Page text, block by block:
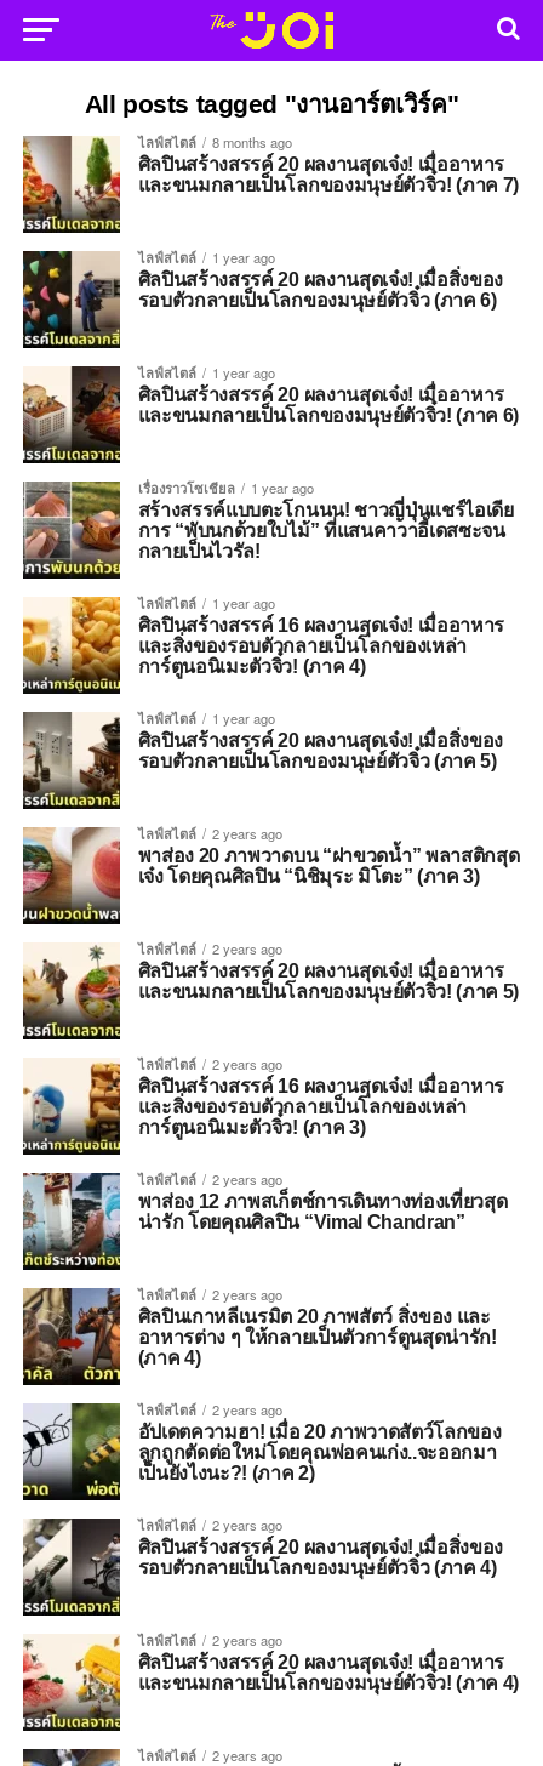
All posts tagged "งานอาร์ตเวิร์ค"
ไลฟ์สไตล์ 8 months ago
ศิลปินสร้างสรรค์ 20 ผลงานสุดเจ๋ง! เมื่ออาหาร
และขนมกลายเป็นโลกของมนุษย์ตัวจิ๋ว! (ภาค 7)
ไลฟ์สไตล์ 1 year ago
ศิลปินสร้างสรรค์ 20 ผลงานสุดเจ๋ง! เมื่อสิ่งของ
รอบตัวกลายเป็นโลกของมนุษย์ตัวจิ๋ว (ภาค 6)
ไลฟ์สไตล์ 1 year ago
ศิลปินสร้างสรรค์ 20 ผลงานสุดเจ๋ง! เมื่ออาหาร
และขนมกลายเป็นโลกของมนุษย์ตัวจิ๋ว! (ภาค 6)
เรื่องราวโซเชียล 1 year ago
สร้างสรรค์แบบตะโกนนน! ชาวญี่ปุ่นแชร์ไอเดีย
การ “พับนกด้วยใบไม้” ที่แสนคาวาอี้เดสซะจน
กลายเป็นไวรัล!
ไลฟ์สไตล์ 1 year ago
ศิลปินสร้างสรรค์ 16 ผลงานสุดเจ๋ง! เมื่ออาหาร
และสิ่งของรอบตัวกลายเป็นโลกของเหล่า
การ์ตูนอนิเมะตัวจิ๋ว! (ภาค 4)
ไลฟ์สไตล์ 1 year ago
ศิลปินสร้างสรรค์ 20 ผลงานสุดเจ๋ง! เมื่อสิ่งของ
รอบตัวกลายเป็นโลกของมนุษย์ตัวจิ๋ว (ภาค 5)
ไลฟ์สไตล์ 2 years ago
พาส่อง 20 ภาพวาดบน “ฝาขวดน้ำ” พลาสติกสุด
เจ๋ง โดยคุณศิลปิน “นิชิมุระ มิโตะ” (ภาค 3)
ไลฟ์สไตล์ 2 years ago
ศิลปินสร้างสรรค์ 20 ผลงานสุดเจ๋ง! เมื่ออาหาร
และขนมกลายเป็นโลกของมนุษย์ตัวจิ๋ว! (ภาค 5)
ไลฟ์สไตล์ 2 years ago
ศิลปินสร้างสรรค์ 16 ผลงานสุดเจ๋ง! เมื่ออาหาร
และสิ่งของรอบตัวกลายเป็นโลกของเหล่า
การ์ตูนอนิเมะตัวจิ๋ว! (ภาค 3)
ไลฟ์สไตล์ 2 years ago
พาส่อง 12 ภาพสเก็ตช์การเดินทางท่องเที่ยวสุด
น่ารัก โดยคุณศิลปิน “Vimal Chandran”
ไลฟ์สไตล์ 2 years ago
ศิลปินเกาหลีเนรมิต 20 ภาพสัตว์ สิ่งของ และ
อาหารต่าง ๆ ให้กลายเป็นตัวการ์ตูนสุดน่ารัก!
(ภาค 4)
ไลฟ์สไตล์ 2 years ago
อัปเดตความฮา! เมื่อ 20 ภาพวาดสัตว์โลกของ
ลูกถูกตัดต่อใหม่โดยคุณพ่อคนเก่ง..จะออกมา
เป็นยังไงนะ?! (ภาค 2)
ไลฟ์สไตล์ 2 years ago
ศิลปินสร้างสรรค์ 20 ผลงานสุดเจ๋ง! เมื่อสิ่งของ
รอบตัวกลายเป็นโลกของมนุษย์ตัวจิ๋ว (ภาค 4)
ไลฟ์สไตล์ 2 years ago
ศิลปินสร้างสรรค์ 20 ผลงานสุดเจ๋ง! เมื่ออาหาร
และขนมกลายเป็นโลกของมนุษย์ตัวจิ๋ว! (ภาค 4)
ไลฟ์สไตล์ 2 years ago